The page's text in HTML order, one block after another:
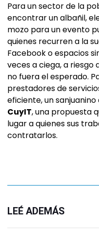
Para un sector de la
encontrar un albañil,
mozo para un evento
quienes recurren a la
Facebook o espacios
veces a ciega, a
no fuera el esperado.
prestadores de
eficiente, un
CuyIT, una propuesta
lugar a quienes sus
contratarlos.
LEÉ ADEMÁS